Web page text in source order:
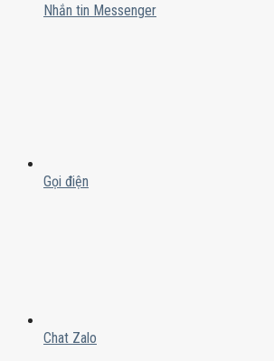
Nhắn tin Messenger
Gọi điện
Chat Zalo